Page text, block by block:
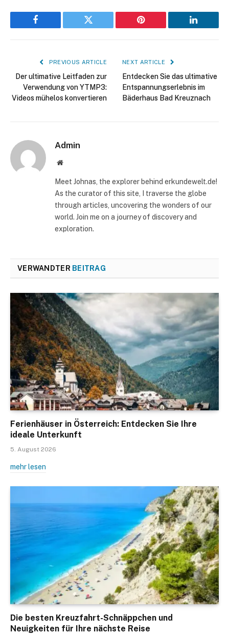
Facebook Twitter Pinterest LinkedIn
PREVIOUS ARTICLE
Der ultimative Leitfaden zur
Verwendung von YTMP3:
Videos mühelos konvertieren
NEXT ARTICLE
Entdecken Sie das ultimative
Entspannungserlebnis im
Bäderhaus Bad Kreuznach
Admin
Website
Meet Johnas, the explorer behind erkundewelt.de!
As the curator of this site, I traverse the globe
through articles, uncovering the wonders of our
world. Join me on a journey of discovery and
exploration.
VERWANDTER BEITRAG
Ferienhäuser in Österreich: Entdecken Sie Ihre
ideale Unterkunft
5. August 2026
mehr lesen
Die besten Kreuzfahrt-Schnäppchen und
Neuigkeiten für Ihre nächste Reise